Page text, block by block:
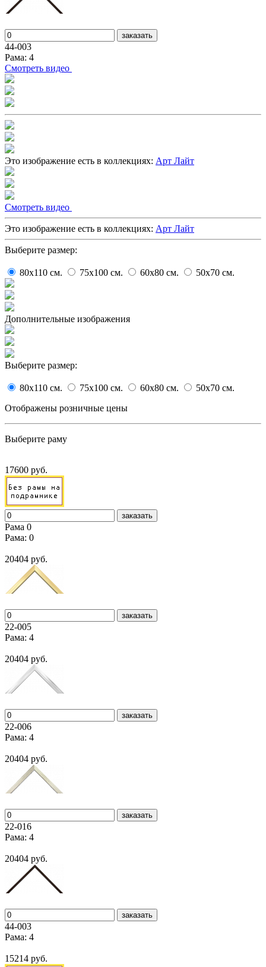
заказать
44-003
Рама: 4
Cмотреть видео
Это изображение есть в коллекциях: Арт Лайт
Cмотреть видео
Это изображение есть в коллекциях: Арт Лайт
Выберите размер:
80x110 cм. 75x100 cм. 60x80 cм. 50x70 cм.
Дополнительные изображения
Выберите размер:
80x110 cм. 75x100 cм. 60x80 cм. 50x70 cм.
Отображены розничные цены
Выберите раму
17600 руб.
заказать
Рама 0
Рама: 0
20404 руб.
заказать
22-005
Рама: 4
20404 руб.
заказать
22-006
Рама: 4
20404 руб.
заказать
22-016
Рама: 4
20404 руб.
заказать
44-003
Рама: 4
15214 руб.